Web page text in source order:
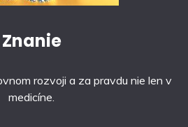
Znanie
rozvoji a za pravdu nie len v
medicíne.